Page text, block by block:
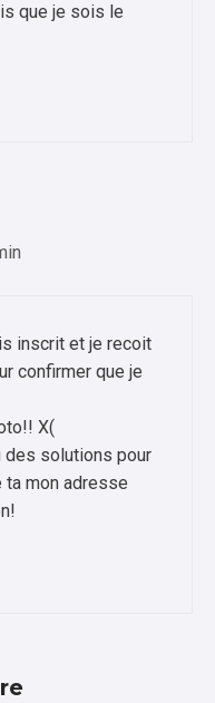
que je sois le
inscrit et je recoit
confirmer que je
X(
des solutions pour
ta mon adresse